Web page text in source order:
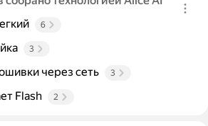
6
3
через сеть 3
Flash 2